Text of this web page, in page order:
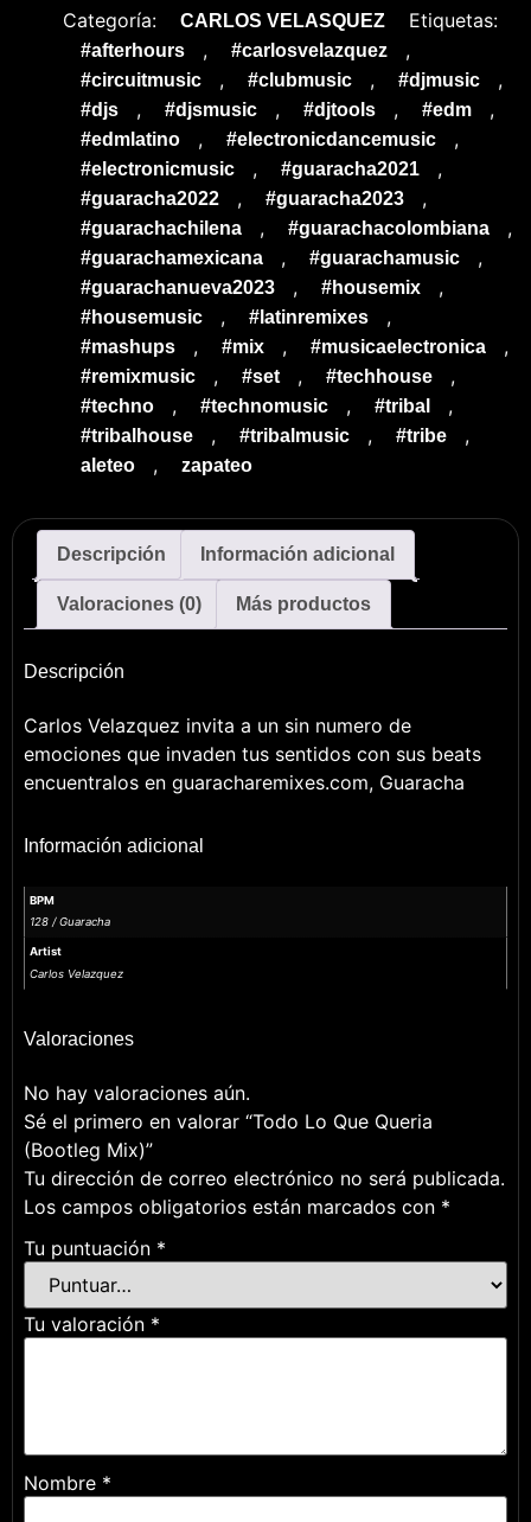
Categoría: CARLOS VELASQUEZ Etiquetas:
#afterhours , #carlosvelazquez ,
#circuitmusic , #clubmusic , #djmusic ,
#djs , #djsmusic , #djtools , #edm ,
#edmlatino , #electronicdancemusic ,
#electronicmusic , #guaracha2021 ,
#guaracha2022 , #guaracha2023 ,
#guarachachilena , #guarachacolombiana ,
#guarachamexicana , #guarachamusic ,
#guarachanueva2023 , #housemix ,
#housemusic , #latinremixes ,
#mashups , #mix , #musicaelectronica ,
#remixmusic , #set , #techhouse ,
#techno , #technomusic , #tribal ,
#tribalhouse , #tribalmusic , #tribe ,
aleteo , zapateo
Descripción Información adicional
Valoraciones (0) Más productos
Descripción
Carlos Velazquez invita a un sin numero de
emociones que invaden tus sentidos con sus beats
encuentralos en guaracharemixes.com, Guaracha
Información adicional
BPM
128 / Guaracha
Artist
Carlos Velazquez
Valoraciones
No hay valoraciones aún.
Sé el primero en valorar “Todo Lo Que Queria
(Bootleg Mix)”
Tu dirección de correo electrónico no será publicada.
Los campos obligatorios están marcados con *
Tu puntuación *
Tu valoración *
Nombre *